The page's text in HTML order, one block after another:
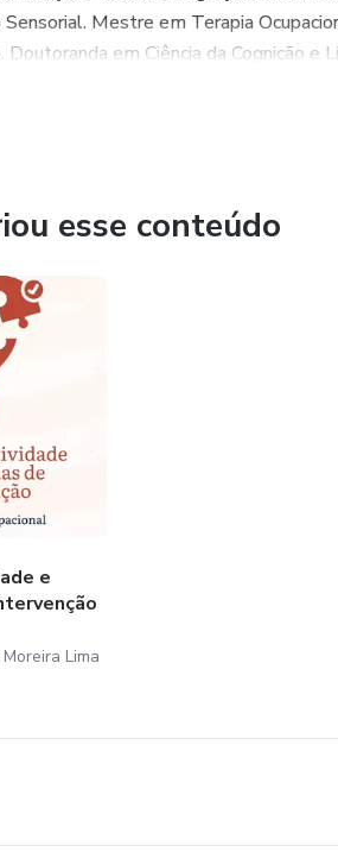
Mestre em Terapia
em Ciência da Cognição e Li...
esse conteúdo
e
Lima